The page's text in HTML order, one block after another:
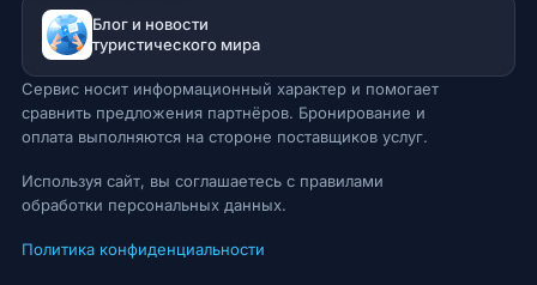
Блог и новости
туристического мира
Сервис носит информационный характер и помогает
сравнить предложения партнёров. Бронирование и
оплата выполняются на стороне поставщиков услуг.
Используя сайт, вы соглашаетесь с правилами
обработки персональных данных.
Политика конфиденциальности